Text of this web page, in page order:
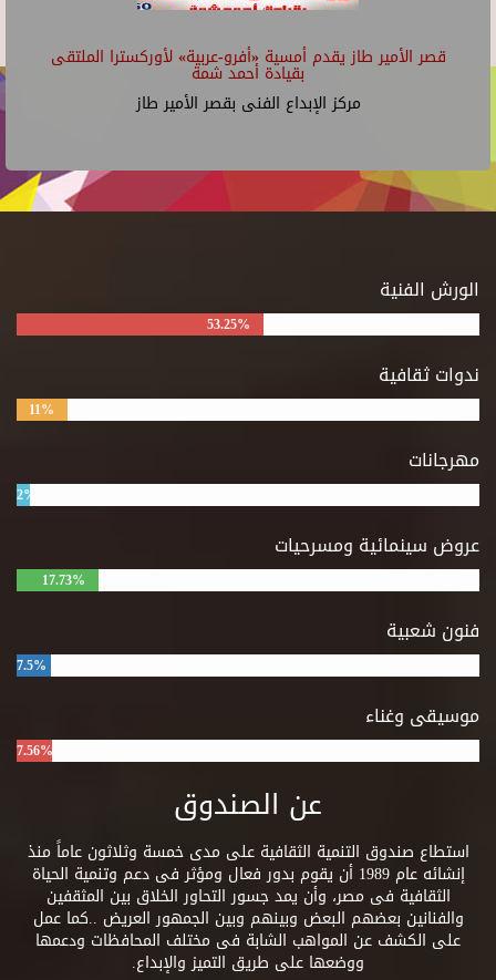
قصر الأمير طاز يقدم أمسية «أفرو-عربية» لأوركسترا الملتقى
بقيادة أحمد شمة
مركز الإبداع الفنى بقصر الأمير طاز
الورش الفنية
53.25%
ندوات ثقافية
11%
مهرجانات
2%
عروض سينمائية ومسرحيات
17.73%
فنون شعبية
7.5%
موسيقى وغناء
7.56%
عن الصندوق
استطاع صندوق التنمية الثقافية على مدى خمسة وثلاثون عاماً منذ
إنشائه عام 1989 أن يقوم بدور فعال ومؤثر فى دعم وتنمية الحياة
الثقافية فى مصر، وأن يمد جسور التحاور الخلاق بين المثقفين
والفنانين بعضهم البعض وبينهم وبين الجمهور العريض ..كما عمل
على الكشف عن المواهب الشابة فى مختلف المحافظات ودعمها
ووضعها على طريق التميز والإبداع.